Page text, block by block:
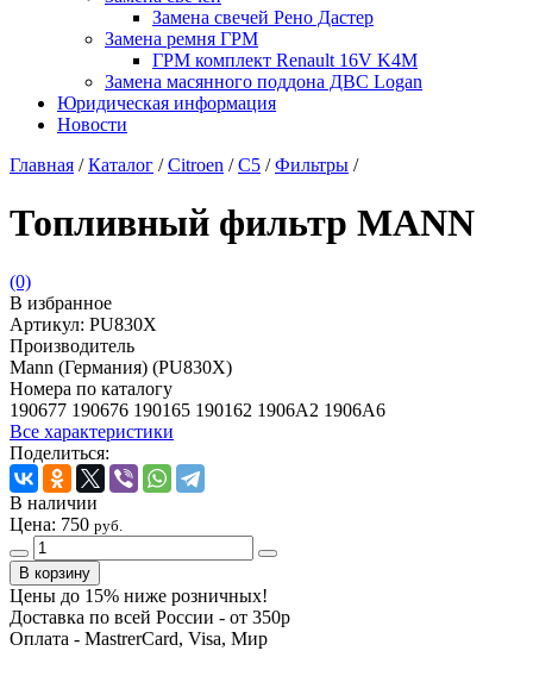
Замена свечей Рено Дастер
Замена ремня ГРМ
ГРМ комплект Renault 16V K4M
Замена масянного поддона ДВС Logan
Юридическая информация
Новости
Главная / Каталог / Citroen / C5 / Фильтры /
Топливный фильтр MANN
(0)
В избранное
Артикул: PU830X
Производитель
Mann (Германия) (PU830X)
Номера по каталогу
190677 190676 190165 190162 1906A2 1906A6
Все характеристики
Поделиться:
В наличии
Цена: 750 руб.
Цены до 15% ниже розничных!
Доставка по всей России - от 350р
Оплата - MastrerCard, Visa, Мир